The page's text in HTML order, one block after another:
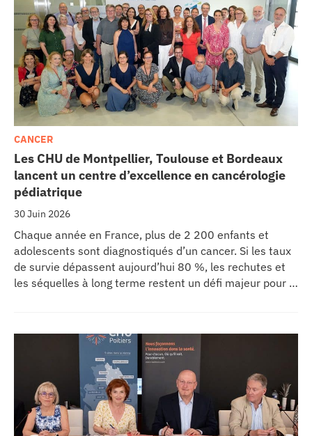
Les CHU de Montpellier, Toulouse et Bordeaux
lancent un centre d’excellence en cancérologie
pédiatrique
30 Juin 2026
CANCER
Chaque année en France, plus de 2 200 enfants et
adolescents sont diagnostiqués d’un cancer. Si les taux
de survie dépassent aujourd’hui 80 %, les rechutes et
les séquelles à long terme restent un défi majeur pour la
l’Oncopole Claudius Regaud et de leurs partenaires,
lancent CIRCLE, un centre de recherche d’excellence
dédié aux cancers pédiatriques.